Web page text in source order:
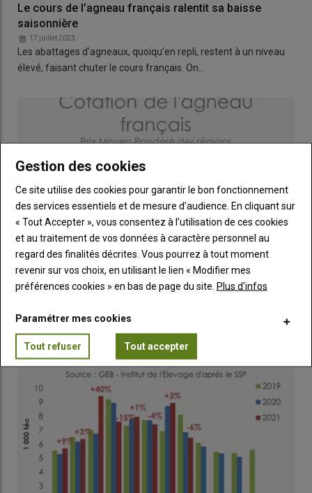
Le cours de l’agneau français ralentit sa baisse
saisonnière
17 juillet 2023
Les abattages d’agneaux, quoiqu’en repli, restent à un niveau
élevé, faisant chuter le cours français. On…
18 juillet 2022
Gestion des cookies
Ce site utilise des cookies pour garantir le bon fonctionnement
des services essentiels et de mesure d’audience. En cliquant sur
« Tout Accepter », vous consentez à l’utilisation de ces cookies
et au traitement de vos données à caractère personnel au
regard des finalités décrites. Vous pourrez à tout moment
revenir sur vos choix, en utilisant le lien « Modifier mes
préférences cookies » en bas de page du site. Plus d'infos
Paramétrer mes cookies
Tout refuser Tout accepter